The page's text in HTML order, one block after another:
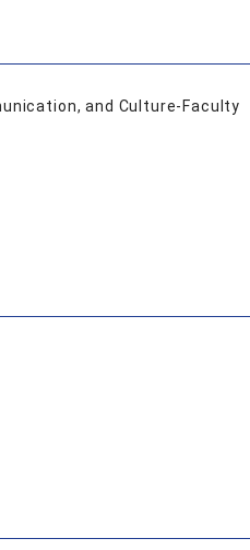
and Culture-Faculty